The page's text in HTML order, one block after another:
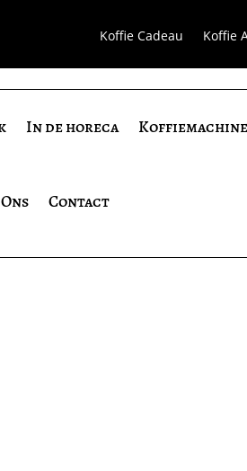
Koffie Cadeau Koffie
In de horeca
Contact